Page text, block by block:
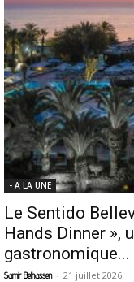
- A LA UNE
Le Sentido
Hands Dinner »,
gastronomique...
Samir Belhassen - 21 juillet 2026